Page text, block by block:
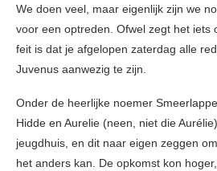
We doen veel, maar eigenlijk zijn we
voor een optreden. Ofwel zegt het iets
feit is dat je afgelopen zaterdag alle
Juvenus aanwezig te zijn.
Onder de heerlijke noemer
Hidde en Aurelie (neen, niet die
jeugdhuis, en dit naar eigen zeggen
het anders kan. De opkomst kon